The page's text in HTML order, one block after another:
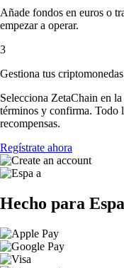
Añade fondos en euros o
empezar a operar.
3
Gestiona tus criptomonedas
Selecciona ZetaChain en
términos y confirma. Todo
recompensas.
Regístrate ahora
Hecho para